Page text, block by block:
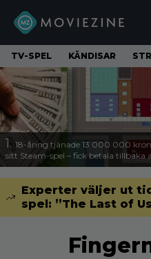
TV-SPEL KÄNDISAR
1. 18-åring tjänade 13 000 000
sitt Steam-spel – fick betala tillbaka
Experter väljer ut
spel: ”The Last of